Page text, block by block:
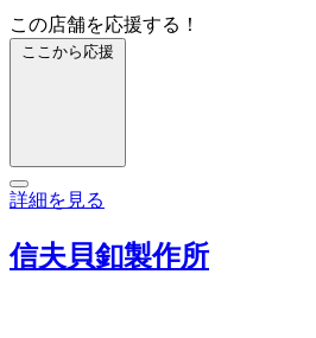
この店舗を応援する！
ここから応援
詳細を見る
信夫貝釦製作所